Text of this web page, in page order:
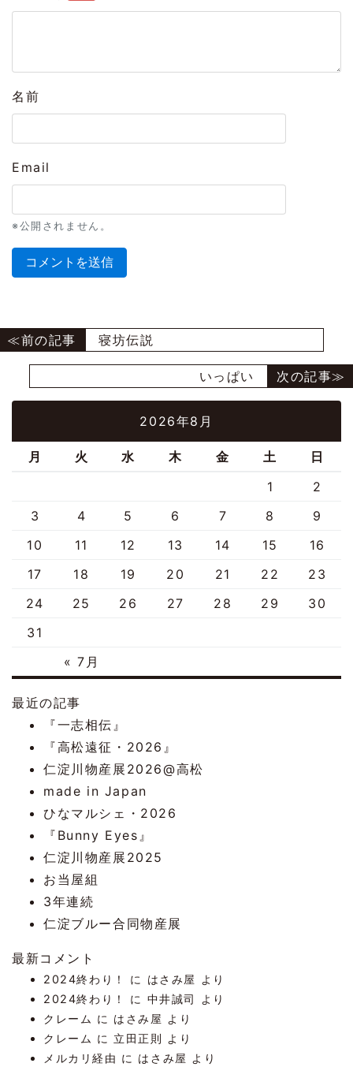
名前
Email
※公開されません。
寝坊伝説
いっぱい
2026年8月
月 火 水 木 金 土 日
« 7月
1
2
3
4 5 6 7 8
9
10
11 12 13 14 15
16
17
18 19 20 21 22
23
24
25 26 27 28 29
30
31
最近の記事
『一志相伝』
『高松遠征・2026』
仁淀川物産展2026@高松
made in Japan
ひなマルシェ・2026
『Bunny Eyes』
仁淀川物産展2025
お当屋組
3年連続
仁淀ブルー合同物産展
最新コメント
2024終わり！ に はさみ屋
より
2024終わり！
に 中井誠司
より
クレーム に はさみ屋 より
クレーム に 立田正則 より
メルカリ経由 に はさみ屋 より